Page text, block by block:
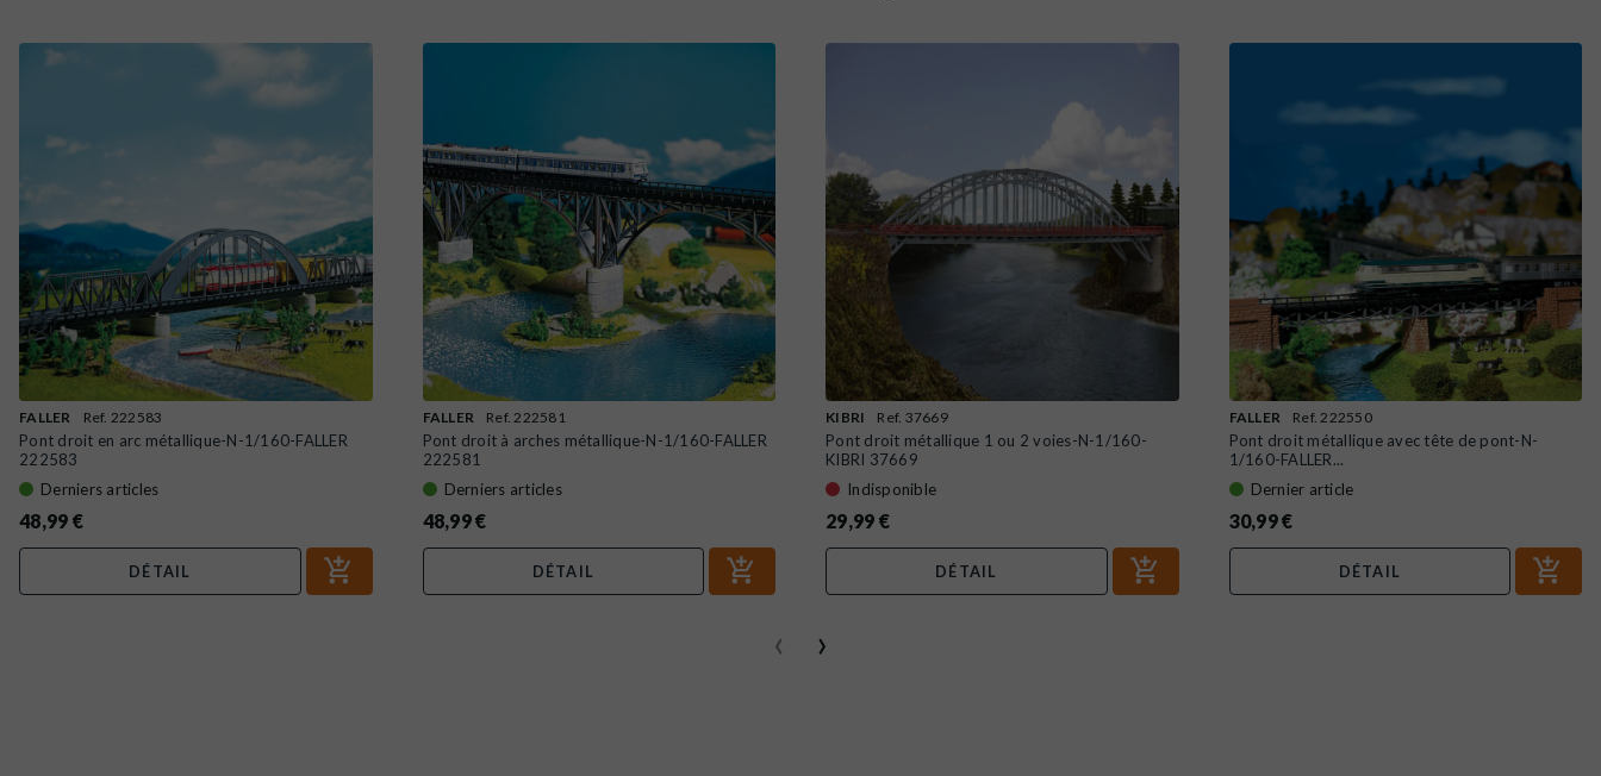
FALLER Ref. 222583
Pont droit en arc métallique-N-1/160-FALLER
222583
Derniers articles
48,99 €
DÉTAIL
FALLER Ref. 222581
Pont droit à arches métallique-N-1/160-FALLER
222581
Derniers articles
48,99 €
DÉTAIL
KIBRI Ref. 37669
Pont droit métallique 1 ou 2 voies-N-1/160-
KIBRI 37669
Indisponible
29,99 €
DÉTAIL
FALLER Ref. 222550
Pont droit métallique avec tête de pont-N-
1/160-FALLER...
Dernier article
30,99 €
DÉTAIL
‹ ›